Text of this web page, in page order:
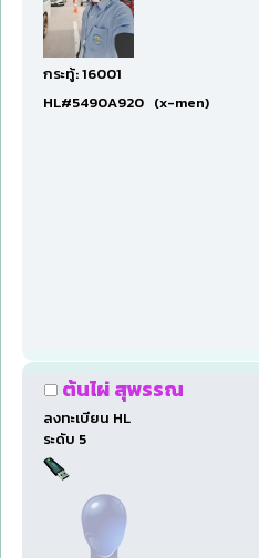
กระทู้: 16001
HL#5490A920 (x-men)
ต้นไผ่ สุพรรณ
ลงทะเบียน HL
ระดับ 5